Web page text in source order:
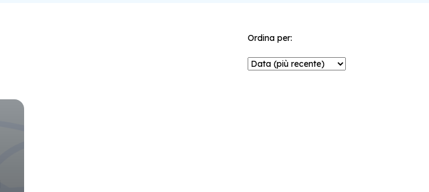
Ordina per: